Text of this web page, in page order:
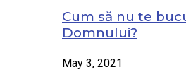
Cum să nu te
Domnului?
May 3, 2021